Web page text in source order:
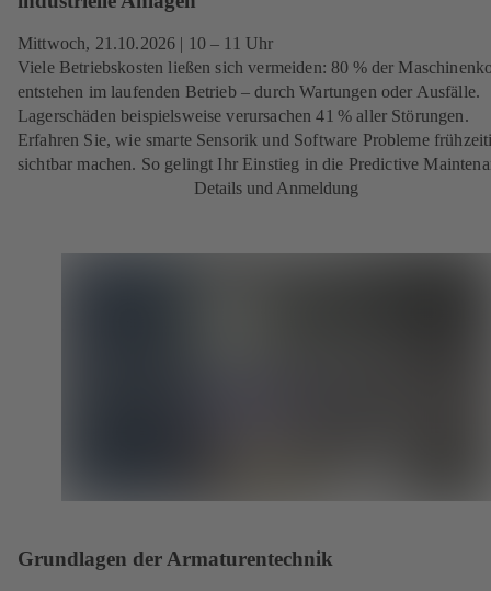
Mittwoch, 21.10.2026 | 10 – 11 Uhr
Viele Betriebskosten ließen sich vermeiden: 80 % der
entstehen im laufenden Betrieb – durch Wartungen oder Ausfälle.
Lagerschäden beispielsweise verursachen 41 % aller Störungen.
Erfahren Sie, wie smarte Sensorik und Software Probleme
sichtbar machen. So gelingt Ihr Einstieg in die Predictive
Details und Anmeldung
Grundlagen der Armaturentechnik